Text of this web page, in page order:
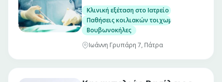
Κλινική εξέταση στο Ιατρείο
Παθήσεις κοιλιακών τοιχωμάτων
Βουβωνοκήλες
Ιωάννη Γρυπάρη 7, Πάτρα